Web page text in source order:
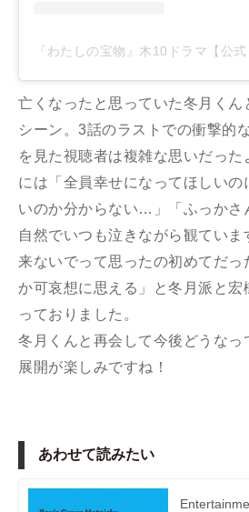
亡くなったと思っていた冬月くん
シーン。3話のラストでの衝撃的
を見た視聴者は複雑な思いだった
には「全員幸せになってほしいの
いのか分からない…」「ふっかさ
自然でいつも泣きながら観ていま
来ないでって思ったの初めてだ
か可哀想に思える」と冬月派と宏
っておりました。
冬月くんと再会して今後どうなっ
展開が楽しみですね！
あわせて読みたい